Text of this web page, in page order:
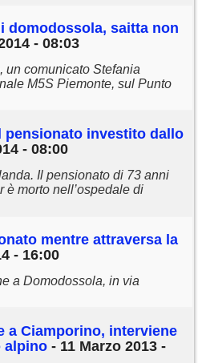
domodossola, saitta non
- 08:03
un comunicato Stefania
M5S Piemonte, sul Punto
pensionato investito dallo
- 08:00
Il pensionato di 73 anni
è morto nell’ospedale di
mentre attraversa la
- 16:00
a Domodossola, in via
a Ciamporino, interviene
alpino - 11 Marzo 2013 -